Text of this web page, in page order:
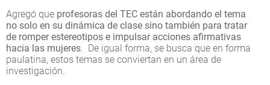
Agregó que profesoras del TEC están abordando el tema
no solo en su dinámica de clase sino también para tratar
de romper estereotipos e impulsar acciones afirmativas
hacia las mujeres. De igual forma, se busca que en forma
paulatina, estos temas se conviertan en un área de
investigación.